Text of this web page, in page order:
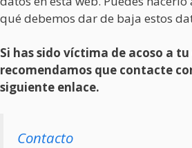
qué debemos dar de baja estos
Si has sido víctima de acoso a
recomendamos que contacte
siguiente enlace.
Contacto